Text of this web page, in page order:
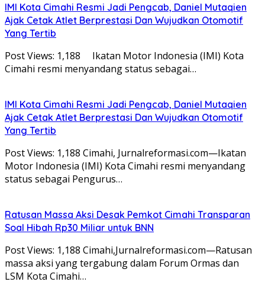
IMI Kota Cimahi Resmi Jadi Pengcab, Daniel Mutaqien
Ajak Cetak Atlet Berprestasi Dan Wujudkan Otomotif
Yang Tertib
Post Views: 1,188 Ikatan Motor Indonesia (IMI) Kota
Cimahi resmi menyandang status sebagai…
IMI Kota Cimahi Resmi Jadi Pengcab, Daniel Mutaqien
Ajak Cetak Atlet Berprestasi Dan Wujudkan Otomotif
Yang Tertib
Post Views: 1,188 Cimahi, Jurnalreformasi.com—Ikatan
Motor Indonesia (IMI) Kota Cimahi resmi menyandang
status sebagai Pengurus…
Ratusan Massa Aksi Desak Pemkot Cimahi Transparan
Soal Hibah Rp30 Miliar untuk BNN
Post Views: 1,188 Cimahi,Jurnalreformasi.com—Ratusan
massa aksi yang tergabung dalam Forum Ormas dan
LSM Kota Cimahi…